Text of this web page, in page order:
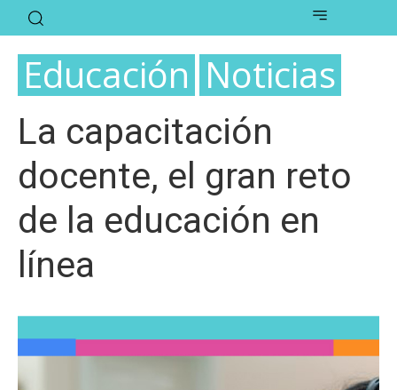
Educación Noticias
La capacitación
docente, el gran reto
de la educación en
línea